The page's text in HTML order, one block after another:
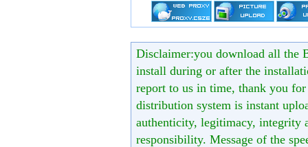
Disclaimer:you download all the
install during or after the
report to us in time, thank you
distribution system is instant
authenticity, legitimacy, integrity
responsibility. Message of the